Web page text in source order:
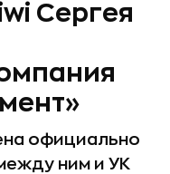
Сергея
официально
ним и УК